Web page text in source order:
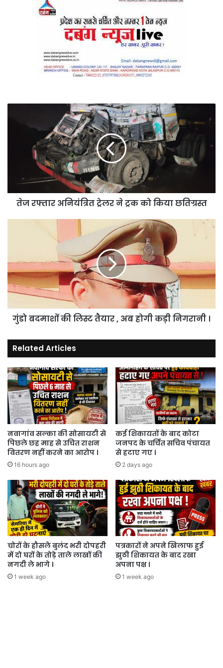
अनियंत्रित
छतिग्रस्त
तेज रफ्तार अनियंत्रित ट्रेलर ने ट्रक को किया छतिग्रस्त
तैयार
,
अब
कड़ी
निगरानी
गुंडो बदमाशों की लिस्ट तैयार , अब होगी कड़ी निगरानी ।
Related Articles
नवागांव सल्का की सोसायटी से
पिछले छह माह से उचित राशन
वितरण नहीं करने का आरोप ।
16 hours ago
कई शिकायतों के बाद कोटा
जनपद के चर्चित सचिव पंचायत
से हटाए गए ।
2 days ago
चोरों के हौसले बुलंद भरी दोपहरी
में दो घरों के तोड़े ताले लाखों की
नगदी ले भागे ।
1 week ago
पत्रकारों ने अपने खिलाफ हुई
झुठी शिकायत के बाद रखा
अपना पक्ष ।
1 week ago